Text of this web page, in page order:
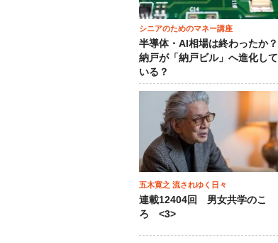
シニアのためのマネー講座
半導体・AI相場は終わったか？
納戸が「納戸ビル」へ進化して
いる？
五木寛之 流されゆく日々
連載12404回 男女共学のこ
ろ <3>